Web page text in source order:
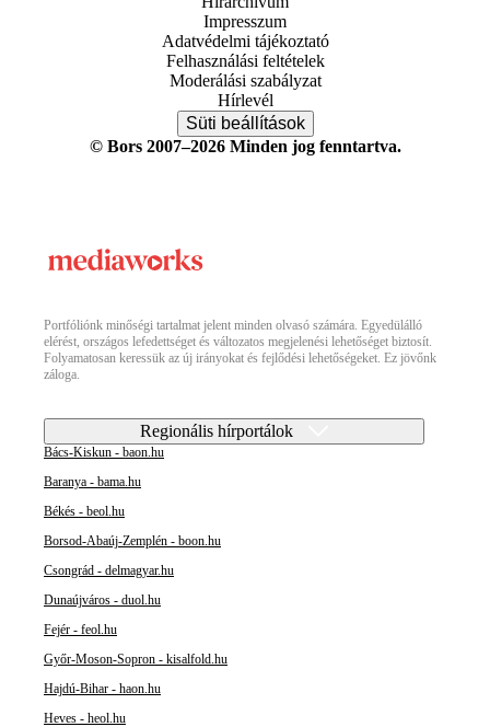
Impresszum
Adatvédelmi tájékoztató
Felhasználási feltételek
Moderálási szabályzat
Hírlevél
Süti beállítások
© Bors 2007–2026 Minden jog fenntartva.
Portfóliónk minőségi tartalmat jelent minden olvasó számára. Egyedülálló
elérést, országos lefedettséget és változatos megjelenési lehetőséget biztosít.
Folyamatosan keressük az új irányokat és fejlődési lehetőségeket. Ez jövőnk
záloga.
Regionális hírportálok
Bács-Kiskun - baon.hu
Baranya - bama.hu
Békés - beol.hu
Borsod-Abaúj-Zemplén - boon.hu
Csongrád - delmagyar.hu
Dunaújváros - duol.hu
Fejér - feol.hu
Győr-Moson-Sopron - kisalfold.hu
Hajdú-Bihar - haon.hu
Heves - heol.hu